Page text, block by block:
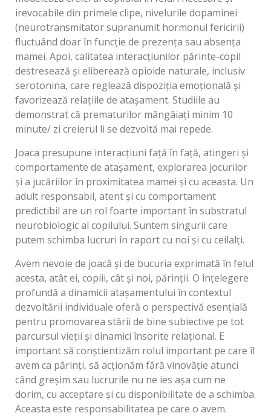
irevocabile din primele clipe, nivelurile dopaminei
(neurotransmitator supranumit hormonul fericirii)
fluctuând doar în funcție de prezența sau absența
mamei. Apoi, calitatea interacțiunilor părinte-copil
destresează și eliberează opioide naturale, inclusiv
serotonina, care reglează dispoziția emoțională și
favorizează relațiile de atașament. Studiile au
demonstrat că prematurilor mângâiați minim 10
minute/ zi creierul li se dezvoltă mai repede.
Joaca presupune interacțiuni față în față, atingeri și
comportamente de atașament, explorarea jocurilor
și a jucăriilor în proximitatea mamei și cu aceasta. Un
adult responsabil, atent și cu comportament
predictibil are un rol foarte important în substratul
neurobiologic al copilului. Suntem singurii care
putem schimba lucruri în raport cu noi și cu ceilalți.
Avem nevoie de joacă și de bucuria exprimată în felul
acesta, atât ei, copiii, cât și noi, părinții. O înțelegere
profundă a dinamicii atașamentului în contextul
dezvoltării individuale oferă o perspectivă esențială
pentru promovarea stării de bine subiective pe tot
parcursul vieții și dinamici însorite relațional. E
important să conștientizăm rolul important pe care îl
avem ca părinți, să acționăm fără vinovăție atunci
când greșim sau lucrurile nu ne ies așa cum ne
dorim, cu acceptare și cu disponibilitate de a schimba.
Aceasta este responsabilitatea pe care o avem.